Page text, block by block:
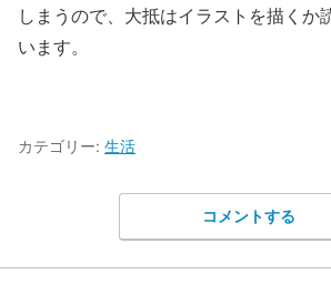
しまうので、大抵はイラストを描くか
います。
カテゴリー: 生活
コメントする